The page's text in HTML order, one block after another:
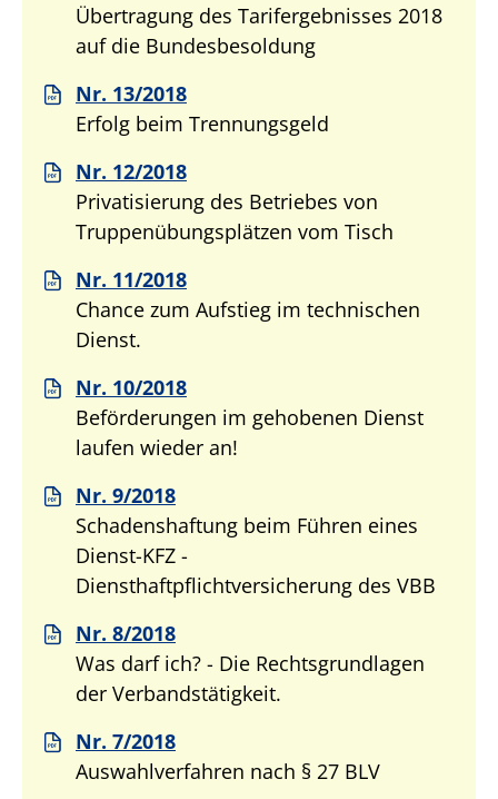
Übertragung des Tarifergebnisses 2018
auf die Bundesbesoldung
Nr. 13/2018
Erfolg beim Trennungsgeld
Nr. 12/2018
Privatisierung des Betriebes von
Truppenübungsplätzen vom Tisch
Nr. 11/2018
Chance zum Aufstieg im technischen
Dienst.
Nr. 10/2018
Beförderungen im gehobenen Dienst
laufen wieder an!
Nr. 9/2018
Schadenshaftung beim Führen eines
Dienst-KFZ -
Diensthaftpflichtversicherung des VBB
Nr. 8/2018
Was darf ich? - Die Rechtsgrundlagen
der Verbandstätigkeit.
Nr. 7/2018
Auswahlverfahren nach § 27 BLV